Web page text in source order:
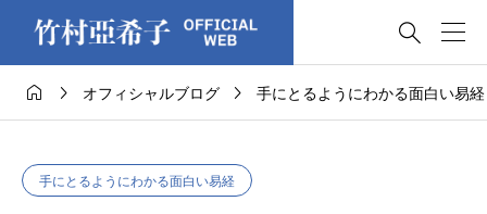

  オフィシャルブログ  手にとるようにわかる面白い易経
手にとるようにわかる面白い易経